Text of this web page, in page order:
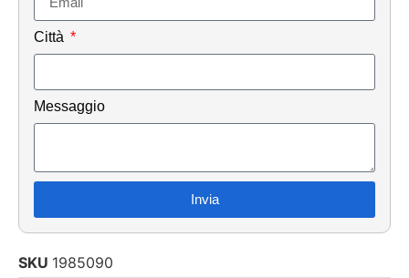
Città
Messaggio
Invia
SKU 1985090